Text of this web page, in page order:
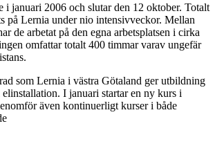
i januari 2006 och slutar den 12 oktober. Totalt
på Lernia under nio intensivveckor. Mellan
de arbetat på den egna arbetsplatsen i cirka
omfattar totalt 400 timmar varav ungefär
som Lernia i västra Götaland ger utbildning
I januari startar en ny kurs i
även kontinuerligt kurser i både